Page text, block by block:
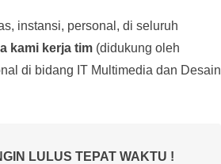
instansi, personal, di seluruh
kami kerja tim (didukung oleh
di bidang IT Multimedia dan Desain
LULUS TEPAT WAKTU !